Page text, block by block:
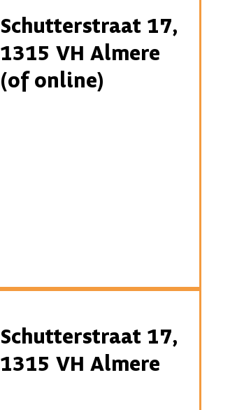
Schutterstraat 17,
1315 VH Almere
(of online)
Schutterstraat 17,
1315 VH Almere